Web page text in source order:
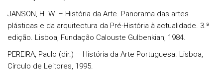
JANSON, H. W. – História da Arte. Panorama das artes
plásticas e da arquitectura da Pré-História à actualidade. 3.ª
edição. Lisboa, Fundação Calouste Gulbenkian, 1984.
PEREIRA, Paulo (dir.) – História da Arte Portuguesa. Lisboa,
Círculo de Leitores, 1995.